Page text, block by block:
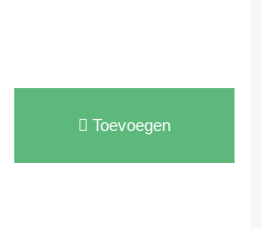
Toevoegen